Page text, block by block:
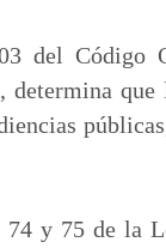
del Código
determina
y 75 de la